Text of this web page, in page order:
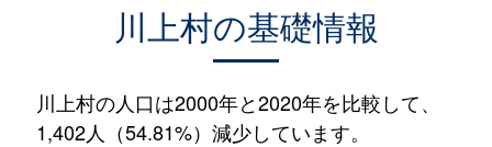
川上村の基礎情報
川上村の人口は2000年と2020年を比較して、
1,402人（54.81%）減少しています。